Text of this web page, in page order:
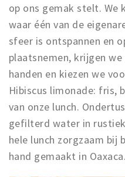
op ons gemak stelt. We
waar één van de
sfeer is ontspannen en
plaatsnemen, krijgen
handen en kiezen we
Hibiscus limonade: fris,
van onze lunch.
gefilterd water in
hele lunch zorgzaam bij
hand gemaakt in